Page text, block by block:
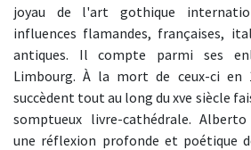
joyau de l'art gothique
influences flamandes, françaises,
antiques. Il compte parmi ses
Limbourg. À la mort de ceux-ci en
succèdent tout au long du xve siècle
somptueux livre-cathédrale.
une réflexion profonde et poétique